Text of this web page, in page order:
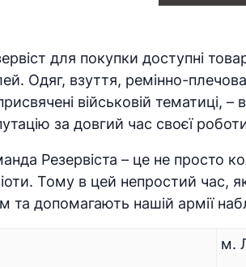
для покупки доступні
Одяг, взуття, ремінно-
військовій
за довгий час своєї
Резервіста – це не просто
Тому в цей непростий час,
та допомагають нашій армії
м.